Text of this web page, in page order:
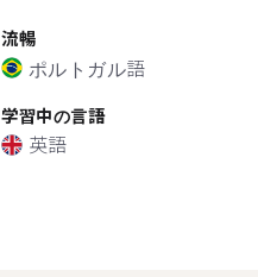
流暢
ポルトガル語
学習中の言語
英語